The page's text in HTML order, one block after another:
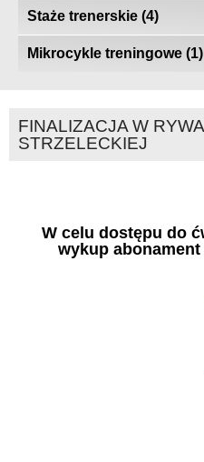
Staże trenerskie (4)
Mikrocykle treningowe (1)
FINALIZACJA W
STRZELECKIEJ
W celu dostępu do
wykup